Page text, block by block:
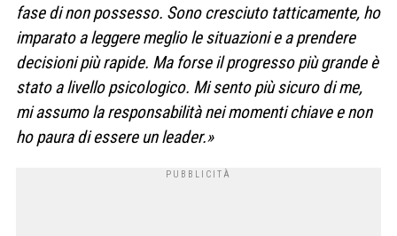
fase di non possesso. Sono cresciuto tatticamente, ho
imparato a leggere meglio le situazioni e a prendere
decisioni più rapide. Ma forse il progresso più grande è
stato a livello psicologico. Mi sento più sicuro di me,
mi assumo la responsabilità nei momenti chiave e non
ho paura di essere un leader.»